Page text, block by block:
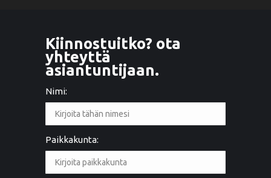
Kiinnostuitko? ota
yhteyttä
asiantuntijaan.
Nimi:
Paikkakunta: